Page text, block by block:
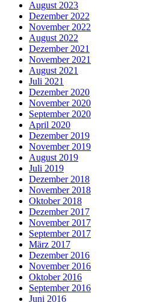
August 2023
Dezember 2022
November 2022
August 2022
Dezember 2021
November 2021
August 2021
Juli 2021
Dezember 2020
November 2020
September 2020
April 2020
Dezember 2019
November 2019
August 2019
Juli 2019
Dezember 2018
November 2018
Oktober 2018
Dezember 2017
November 2017
September 2017
März 2017
Dezember 2016
November 2016
Oktober 2016
September 2016
Juni 2016